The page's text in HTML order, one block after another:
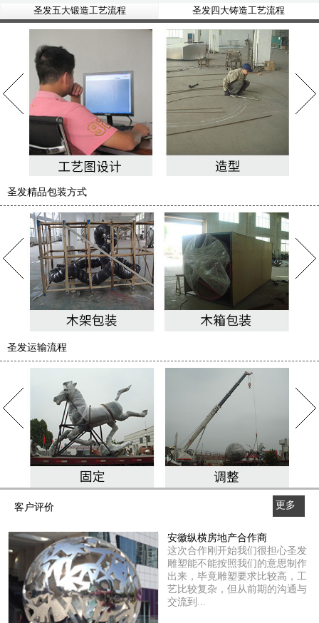
圣发五大锻造工艺流程 圣发四大铸造工艺流程
圣发精品包装方式
圣发运输流程
客户评价
更多
安徽纵横房地产合作商
这次合作刚开始我们很担心圣发
雕塑能不能按照我们的意思制作
出来，毕竟雕塑要求比较高，工
艺比较复杂，但从前期的沟通与
交流到...